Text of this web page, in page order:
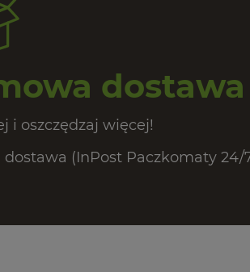
dostawa
i oszczędzaj więcej!
(InPost Paczkomaty 24/